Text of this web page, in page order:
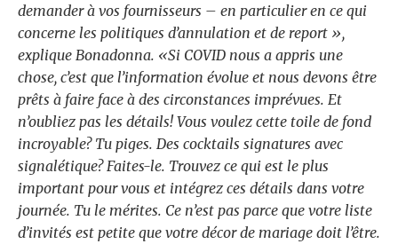
demander à vos fournisseurs – en particulier en ce qui
concerne les politiques d’annulation et de report »,
explique Bonadonna. «Si COVID nous a appris une
chose, c’est que l’information évolue et nous devons être
prêts à faire face à des circonstances imprévues. Et
n’oubliez pas les détails! Vous voulez cette toile de fond
incroyable? Tu piges. Des cocktails signatures avec
signalétique? Faites-le. Trouvez ce qui est le plus
important pour vous et intégrez ces détails dans votre
journée. Tu le mérites. Ce n’est pas parce que votre liste
d’invités est petite que votre décor de mariage doit l’être.